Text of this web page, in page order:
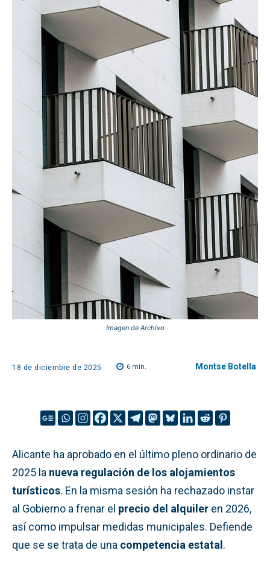
Imagen de Archivo
18 de diciembre de 2025 6min. Montse Botella
Alicante ha aprobado en el último pleno ordinario de
2025 la nueva regulación de los alojamientos
turísticos. En la misma sesión ha rechazado instar
al Gobierno a frenar el precio del alquiler en 2026,
así como impulsar medidas municipales. Defiende
que se se trata de una competencia estatal.